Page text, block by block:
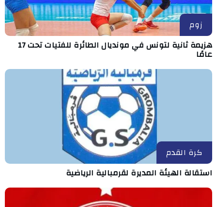
زوم
هزيمة ثانية لتونس في مونديال الطائرة للفتيات تحت 17
عامًا
كرة القدم
استقالة الهيئة المديرة لقرمبالية الرياضية